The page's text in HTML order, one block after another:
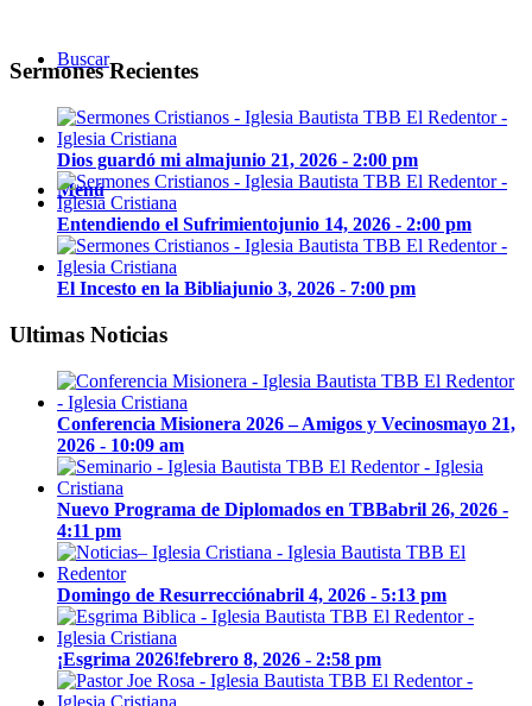
Buscar
Menú
Sermones Recientes
Dios guardó mi almajunio 21, 2026 - 2:00 pm
Entendiendo el Sufrimientojunio 14, 2026 - 2:00 pm
El Incesto en la Bibliajunio 3, 2026 - 7:00 pm
Ultimas Noticias
Conferencia Misionera 2026 – Amigos y Vecinosmayo 21,
2026 - 10:09 am
Nuevo Programa de Diplomados en TBBabril 26, 2026 -
4:11 pm
Domingo de Resurrecciónabril 4, 2026 - 5:13 pm
¡Esgrima 2026!febrero 8, 2026 - 2:58 pm